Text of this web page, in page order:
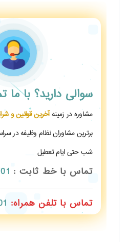
سوالی دارید؟ با ما
مشاوره در زمینهآخرین قوانین و
شب حتی ایام تعطیل
تماس با خط ثابت :
تماس با تلفن همراه: